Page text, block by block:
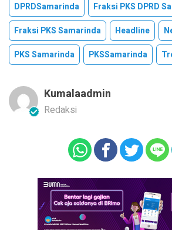
DPRDSamarinda
Fraksi PKS DPRD
Fraksi PKS Samarinda
Headline
PKS Samarinda
PKSSamarinda
Kumalaadmin
Redaksi